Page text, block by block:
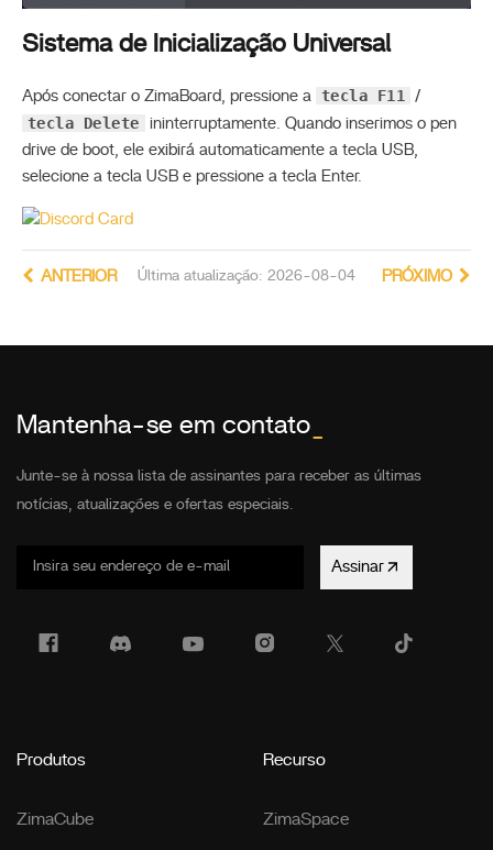
Sistema de Inicialização Universal
Após conectar o ZimaBoard, pressione a tecla F11 /
tecla Delete
ininterruptamente. Quando inserimos o pen
drive de boot, ele exibirá automaticamente a tecla USB,
selecione a tecla USB e pressione a tecla Enter.
Última atualização: 2026-08-04
ANTERIOR PRÓXIMO
Mantenha-se em contato
Junte-se à nossa lista de assinantes para receber as últimas
notícias, atualizações e ofertas especiais.
Assinar
Produtos
ZimaCube
Recurso
ZimaSpace